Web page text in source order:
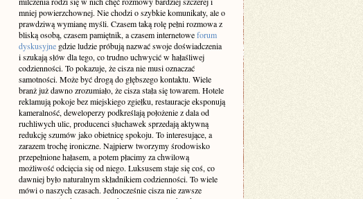
mniej powierzchownej. Nie chodzi o szybkie komunikaty, ale o
prawdziwą wymianę myśli. Czasem taką rolę pełni rozmowa z
bliską osobą, czasem pamiętnik, a czasem internetoweforum
dyskusyjne gdzie ludzie próbują nazwać swoje doświadczenia
i szukają słów dla tego, co trudno uchwycić w hałaśliwej
codzienności. To pokazuje, że cisza nie musi oznaczać
samotności. Może być drogą do głębszego kontaktu. Wiele
branż już dawno zrozumiało, że cisza stała się towarem. Hotele
reklamują pokoje bez miejskiego zgiełku, restauracje eksponują
kameralność, deweloperzy podkreślają położenie z dala od
ruchliwych ulic, producenci słuchawek sprzedają aktywną
redukcję szumów jako obietnicę spokoju. To interesujące, a
zarazem trochę ironiczne. Najpierw tworzymy środowisko
przepełnione hałasem, a potem płacimy za chwilową
możliwość odcięcia się od niego. Luksusem staje się coś, co
dawniej było naturalnym składnikiem codzienności. To wiele
mówi o naszych czasach. Jednocześnie cisza nie zawsze